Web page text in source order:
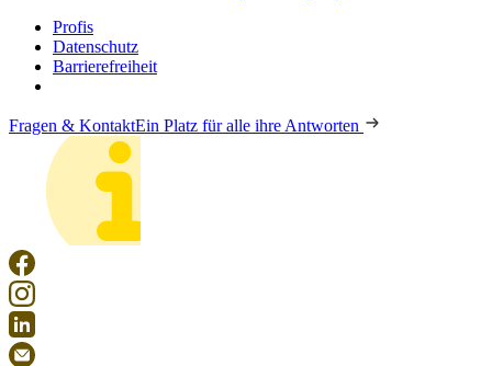
Profis
Datenschutz
Barrierefreiheit
Fragen & KontaktEin Platz für alle ihre Antworten